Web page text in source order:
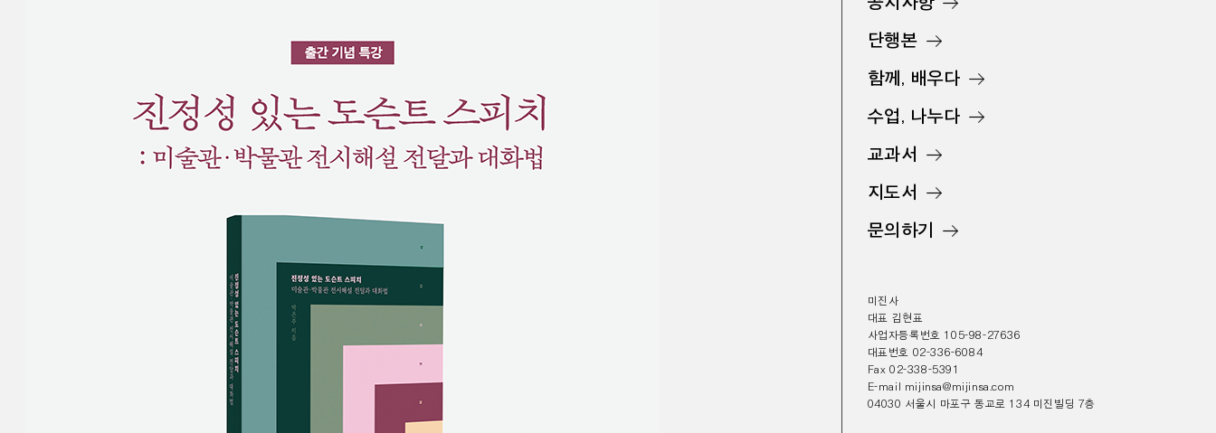
단행본
함께, 배우다
수업, 나누다
교과서
지도서
문의하기
미진사
대표 김현표
사업자등록번호 105-98-27636
대표번호 02-336-6084
Fax 02-338-5391
E-mail mijinsa@mijinsa.com
04030 서울시 마포구 동교로 134 미진빌딩 7층